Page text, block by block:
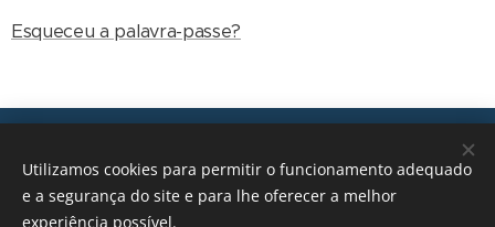
Esqueceu a palavra-passe?
geral@transicoes.pt
Utilizamos cookies para permitir o funcionamento adequado
e a segurança do site e para lhe oferecer a melhor
experiência possível.